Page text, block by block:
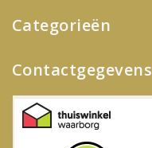
Categorieën
Contactgegevens